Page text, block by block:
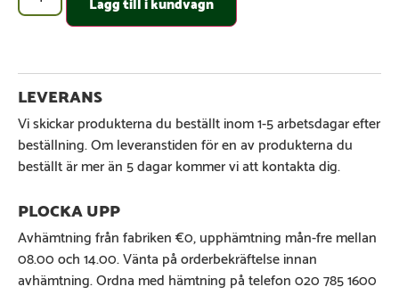
Vi skickar produkterna du beställt inom 1-5 arbetsdagar efter
beställning. Om leveranstiden för en av produkterna du
beställt är mer än 5 dagar kommer vi att kontakta dig.
Avhämtning från fabriken €0, upphämtning mån-fre mellan
08.00 och 14.00. Vänta på orderbekräftelse innan
avhämtning. Ordna med hämtning på telefon 020 785 1600